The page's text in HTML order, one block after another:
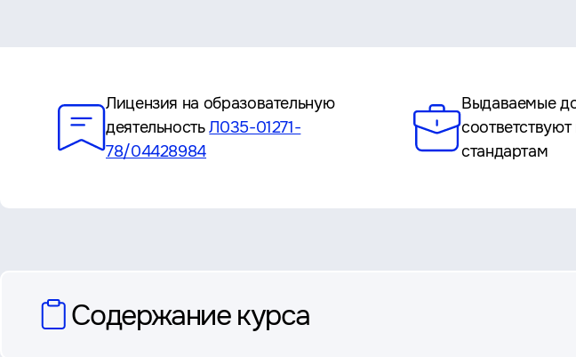
Лицензия на образовательную
деятельностьЛ035-01271-
78/04428984
Выдаваемые
стандартам
вопросы
Содержание курса